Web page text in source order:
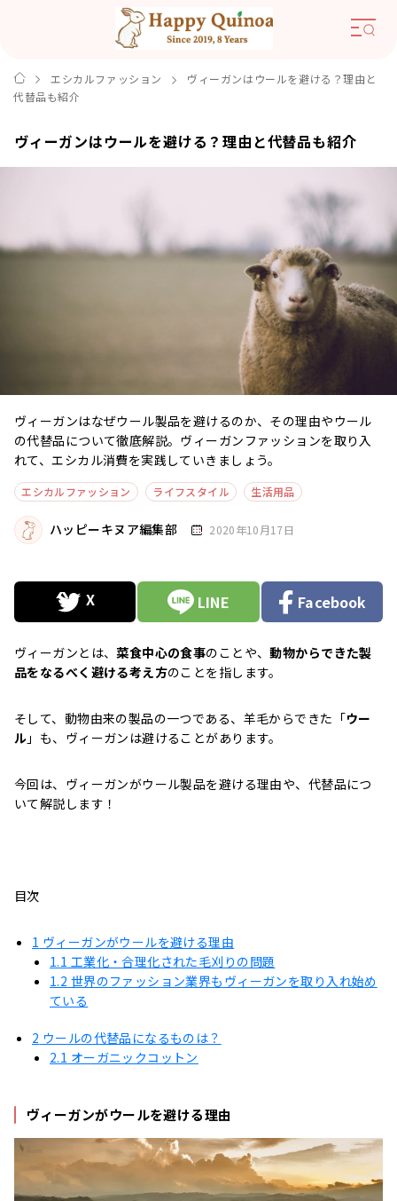
エシカルファッション
ヴィーガンはウールを避ける？理由と
代替品も紹介
ヴィーガンはウールを避ける？理由と代替品も紹介
ヴィーガンはなぜウール製品を避けるのか、その理由やウール
の代替品について徹底解説。ヴィーガンファッションを取り入
れて、エシカル消費を実践していきましょう。
エシカルファッション ライフスタイル 生活用品
ハッピーキヌア編集部 2020年10月17日
LINE Facebook
ヴィーガンとは、菜食中心の食事のことや、動物からできた製
品をなるべく避ける考え方のことを指します。
そして、動物由来の製品の一つである、羊毛からできた「ウー
ル 」も、ヴィーガンは避けることがあります。
今回は、ヴィーガンがウール製品を避ける理由や、代替品につ
いて解説します！
目次
1 ヴィーガンがウールを避ける理由
1.1 工業化・合理化された毛刈りの問題
1.2 世界のファッション業界もヴィーガンを取り入れ始め
ている
2 ウールの代替品になるものは？
2.1 オーガニックコットン
ヴィーガンがウールを避ける理由